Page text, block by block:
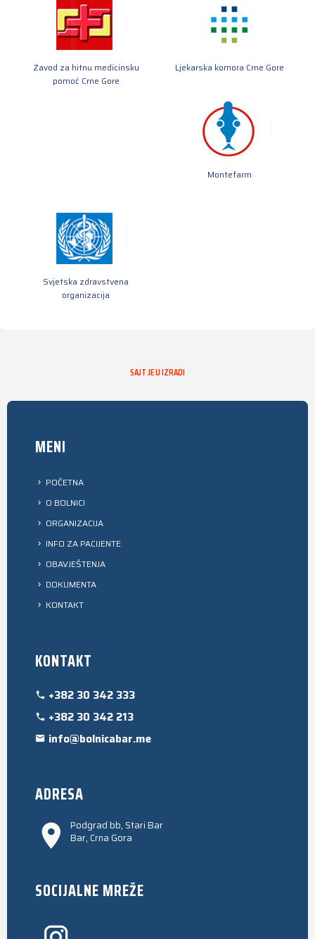
Zavod za hitnu medicinsku
pomoć Crne Gore
Ljekarska komora Crne Gore
Montefarm
Svjetska zdravstvena
organizacija
SAJT JE U IZRADI
MENI
POČETNA
O BOLNICI
ORGANIZACIJA
INFO ZA PACIJENTE
OBAVJEŠTENJA
DOKUMENTA
KONTAKT
KONTAKT
+382 30 342 333
+382 30 342 213
info@bolnicabar.me
ADRESA
Podgrad bb, Stari Bar
Bar, Crna Gora
SOCIJALNE MREŽE